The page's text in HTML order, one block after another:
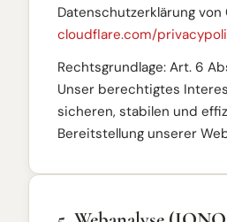
Datenschutzerklärung von
cloudflare.com/
Rechtsgrundlage: Art. 6
Unser berechtigtes
sicheren, stabilen und
Bereitstellung unserer